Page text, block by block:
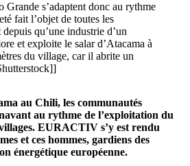
Grande s’adaptent donc au rythme
fait l’objet de toutes les
qu’une industrie d’un
et exploite le salar d’Atacama à
du village, car il abrite un
au Chili, les communautés
au rythme de l’exploitation du
EURACTIV s’y est rendu
et ces hommes, gardiens des
énergétique européenne.